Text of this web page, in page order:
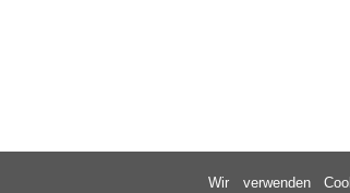
Wir verwenden